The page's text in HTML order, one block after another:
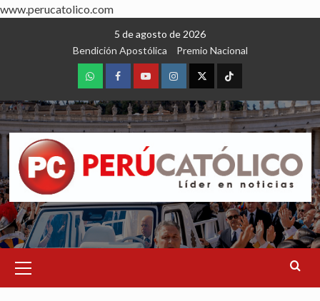
www.perucatolico.com
5 de agosto de 2026
Bendición Apostólica
Premio Nacional
WhatsAppFacebookYoutubeInstagram
X TikTok
Menu